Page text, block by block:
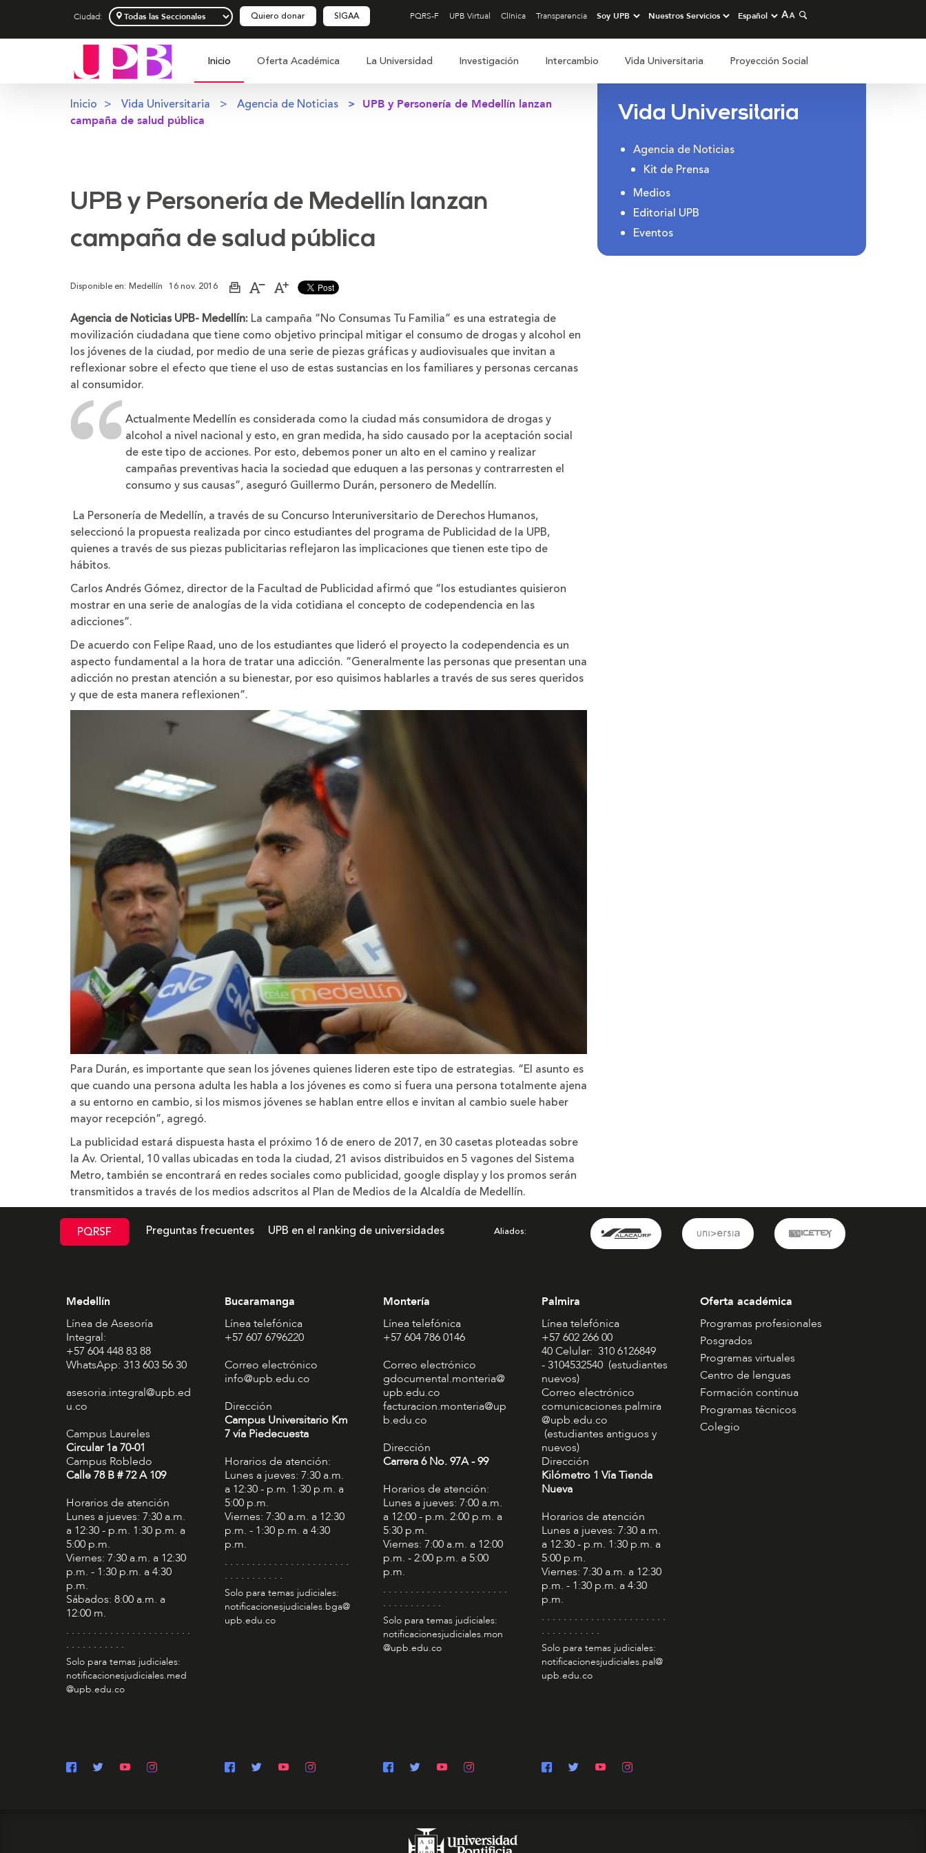
Ciudad: Quiero donar SIGAA PQRS-F UPB Virtual Clínica Transparencia
Inicio Oferta Académica La Universidad Investigación Intercambio Vida Universitaria Proyección Social
Vida Universitaria
Agencia de Noticias
Kit de Prensa
Medios
Editorial UPB
Eventos
Inicio Vida Universitaria Agencia de Noticias
UPB y Personería de Medellín lanzan
campaña de salud pública
UPB y Personería de Medellín lanzan
campaña de salud pública
Disponible en: Medellín 16 nov. 2016
ImprimirAumentar
de
la
letra
Disminuir
de
la
letra
Agencia de Noticias UPB- Medellín: La campaña “No Consumas Tu Familia” es una estrategia de
movilización ciudadana que tiene como objetivo principal mitigar el consumo de drogas y alcohol en
los jóvenes de la ciudad, por medio de una serie de piezas gráficas y audiovisuales que invitan a
reflexionar sobre el efecto que tiene el uso de estas sustancias en los familiares y personas cercanas
al consumidor.
Actualmente Medellín es considerada como la ciudad más consumidora de drogas y
alcohol a nivel nacional y esto, en gran medida, ha sido causado por la aceptación social
de este tipo de acciones. Por esto, debemos poner un alto en el camino y realizar
campañas preventivas hacia la sociedad que eduquen a las personas y contrarresten el
consumo y sus causas”, aseguró Guillermo Durán, personero de Medellín.
La Personería de Medellín, a través de su Concurso Interuniversitario de Derechos Humanos,
seleccionó la propuesta realizada por cinco estudiantes del programa de Publicidad de la UPB,
quienes a través de sus piezas publicitarias reflejaron las implicaciones que tienen este tipo de
hábitos.
Carlos Andrés Gómez, director de la Facultad de Publicidad afirmó que “los estudiantes quisieron
mostrar en una serie de analogías de la vida cotidiana el concepto de codependencia en las
adicciones”.
De acuerdo con Felipe Raad, uno de los estudiantes que lideró el proyecto la codependencia es un
aspecto fundamental a la hora de tratar una adicción. “Generalmente las personas que presentan una
adicción no prestan atención a su bienestar, por eso quisimos hablarles a través de sus seres queridos
y que de esta manera reflexionen”.
Para Durán, es importante que sean los jóvenes quienes lideren este tipo de estrategias. “El asunto es
que cuando una persona adulta les habla a los jóvenes es como si fuera una persona totalmente ajena
a su entorno en cambio, si los mismos jóvenes se hablan entre ellos e invitan al cambio suele haber
mayor recepción”, agregó.
La publicidad estará dispuesta hasta el próximo 16 de enero de 2017, en 30 casetas ploteadas sobre
la Av. Oriental, 10 vallas ubicadas en toda la ciudad, 21 avisos distribuidos en 5 vagones del Sistema
Metro, también se encontrará en redes sociales como publicidad, google display y los promos serán
transmitidos a través de los medios adscritos al Plan de Medios de la Alcaldía de Medellín.
PQRSF Preguntas frecuentes UPB en el ranking de universidades Aliados
Medellín
Línea de Asesoría
Integral:
+57 604 448 83 88
WhatsApp: 313 603 56 30
asesoria.integral@upb.ed
u.co
Campus Laureles
Circular 1a 70-01
Campus Robledo
Calle 78 B # 72 A 109
Horarios de atención
Lunes a jueves: 7:30 a.m.
a 12:30 - p.m. 1:30 p.m. a
5:00 p.m.
Viernes: 7:30 a.m. a 12:30
p.m. - 1:30 p.m. a 4:30
p.m.
Sábados: 8:00 a.m. a
12:00 m.
. . . . . . . . . . . . . . . . . . . . . . .
. . . . . . . . . . .
Solo para temas judiciales:
notificacionesjudiciales.med
@upb.edu.co
Bucaramanga
Línea telefónica
+57 607 6796220
Correo electrónico
info@upb.edu.co
Dirección
Campus Universitario Km
7 vía Piedecuesta
Horarios de atención:
Lunes a jueves: 7:30 a.m.
a 12:30 - p.m. 1:30 p.m. a
5:00 p.m.
Viernes: 7:30 a.m. a 12:30
p.m. - 1:30 p.m. a 4:30
p.m.
. . . . . . . . . . . . . . . . . . . . . . .
. . . . . . . . . . .
Solo para temas judiciales:
notificacionesjudiciales.bga@
upb.edu.co
Montería
Línea telefónica
+57 604 786 0146
Correo electrónico
gdocumental.monteria@
upb.edu.co
facturacion.monteria@up
b.edu.co
Dirección
Carrera 6 No. 97A - 99​
Horarios de atención:
Lunes a jueves: 7:00 a.m.
a 12:00 - p.m. 2:00 p.m. a
5:30 p.m.
Viernes: 7:00 a.m. a 12:00
p.m. - 2:00 p.m. a 5:00
p.m.
. . . . . . . . . . . . . . . . . . . . . . .
. . . . . . . . . . .
Solo para temas judiciales:
notificacionesjudiciales.mon
@upb.edu.co
Palmira
Línea telefónica
+57 602 266 00
40 Celular: 310 6126849
- 3104532540 (estudiantes
nuevos)
Correo electrónico
comunicaciones.palmira
@upb.edu.co
(estudiantes antiguos y
nuevos)
Dirección
Kilómetro 1 Vía Tienda
Nueva
Horarios de atención
Lunes a jueves: 7:30 a.m.
a 12:30 - p.m. 1:30 p.m. a
5:00 p.m.
Viernes: 7:30 a.m. a 12:30
p.m. - 1:30 p.m. a 4:30
p.m.
. . . . . . . . . . . . . . . . . . . . . . .
. . . . . . . . . . .
Solo para temas judiciales:
notificacionesjudiciales.pal@
upb.edu.co
Oferta académica
Programas profesionales
Posgrados
Programas virtuales
Centro de lenguas
Formación continua
Programas técnicos
Colegio